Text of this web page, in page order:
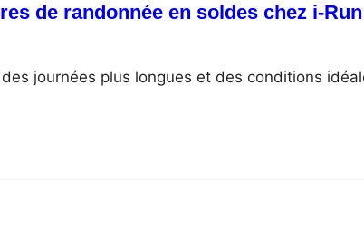
de randonnée en soldes chez i-Run
journées plus longues et des conditions